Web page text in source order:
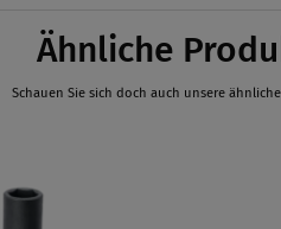
Ähnliche
Schauen Sie sich doch auch unsere